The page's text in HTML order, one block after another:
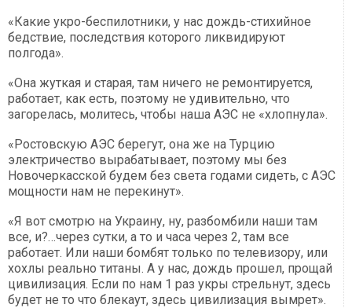
«Какие укро-беспилотники, у нас дождь-стихийное
бедствие, последствия которого ликвидируют
полгода».
«Она жуткая и старая, там ничего не ремонтируется,
работает, как есть, поэтому не удивительно, что
загорелась, молитесь, чтобы наша АЭС не «хлопнула».
«Ростовскую АЭС берегут, она же на Турцию
электричество вырабатывает, поэтому мы без
Новочеркасской будем без света годами сидеть, с АЭС
мощности нам не перекинут».
«Я вот смотрю на Украину, ну, разбомбили наши там
все, и?…через сутки, а то и часа через 2, там все
работает. Или наши бомбят только по телевизору, или
хохлы реально титаны. А у нас, дождь прошел, прощай
цивилизация. Если по нам 1 раз укры стрельнут, здесь
будет не то что блекаут, здесь цивилизация вымрет».